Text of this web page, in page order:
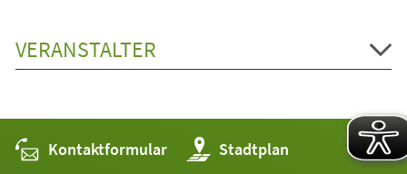
VERANSTALTER
Kontaktformular Stadtplan
(Öffnet
in